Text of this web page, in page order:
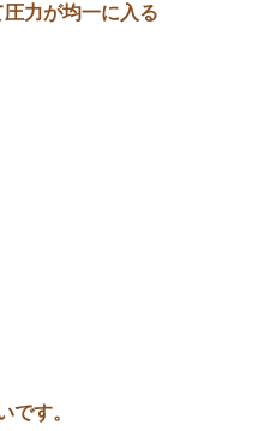
力が均一に入る
です。